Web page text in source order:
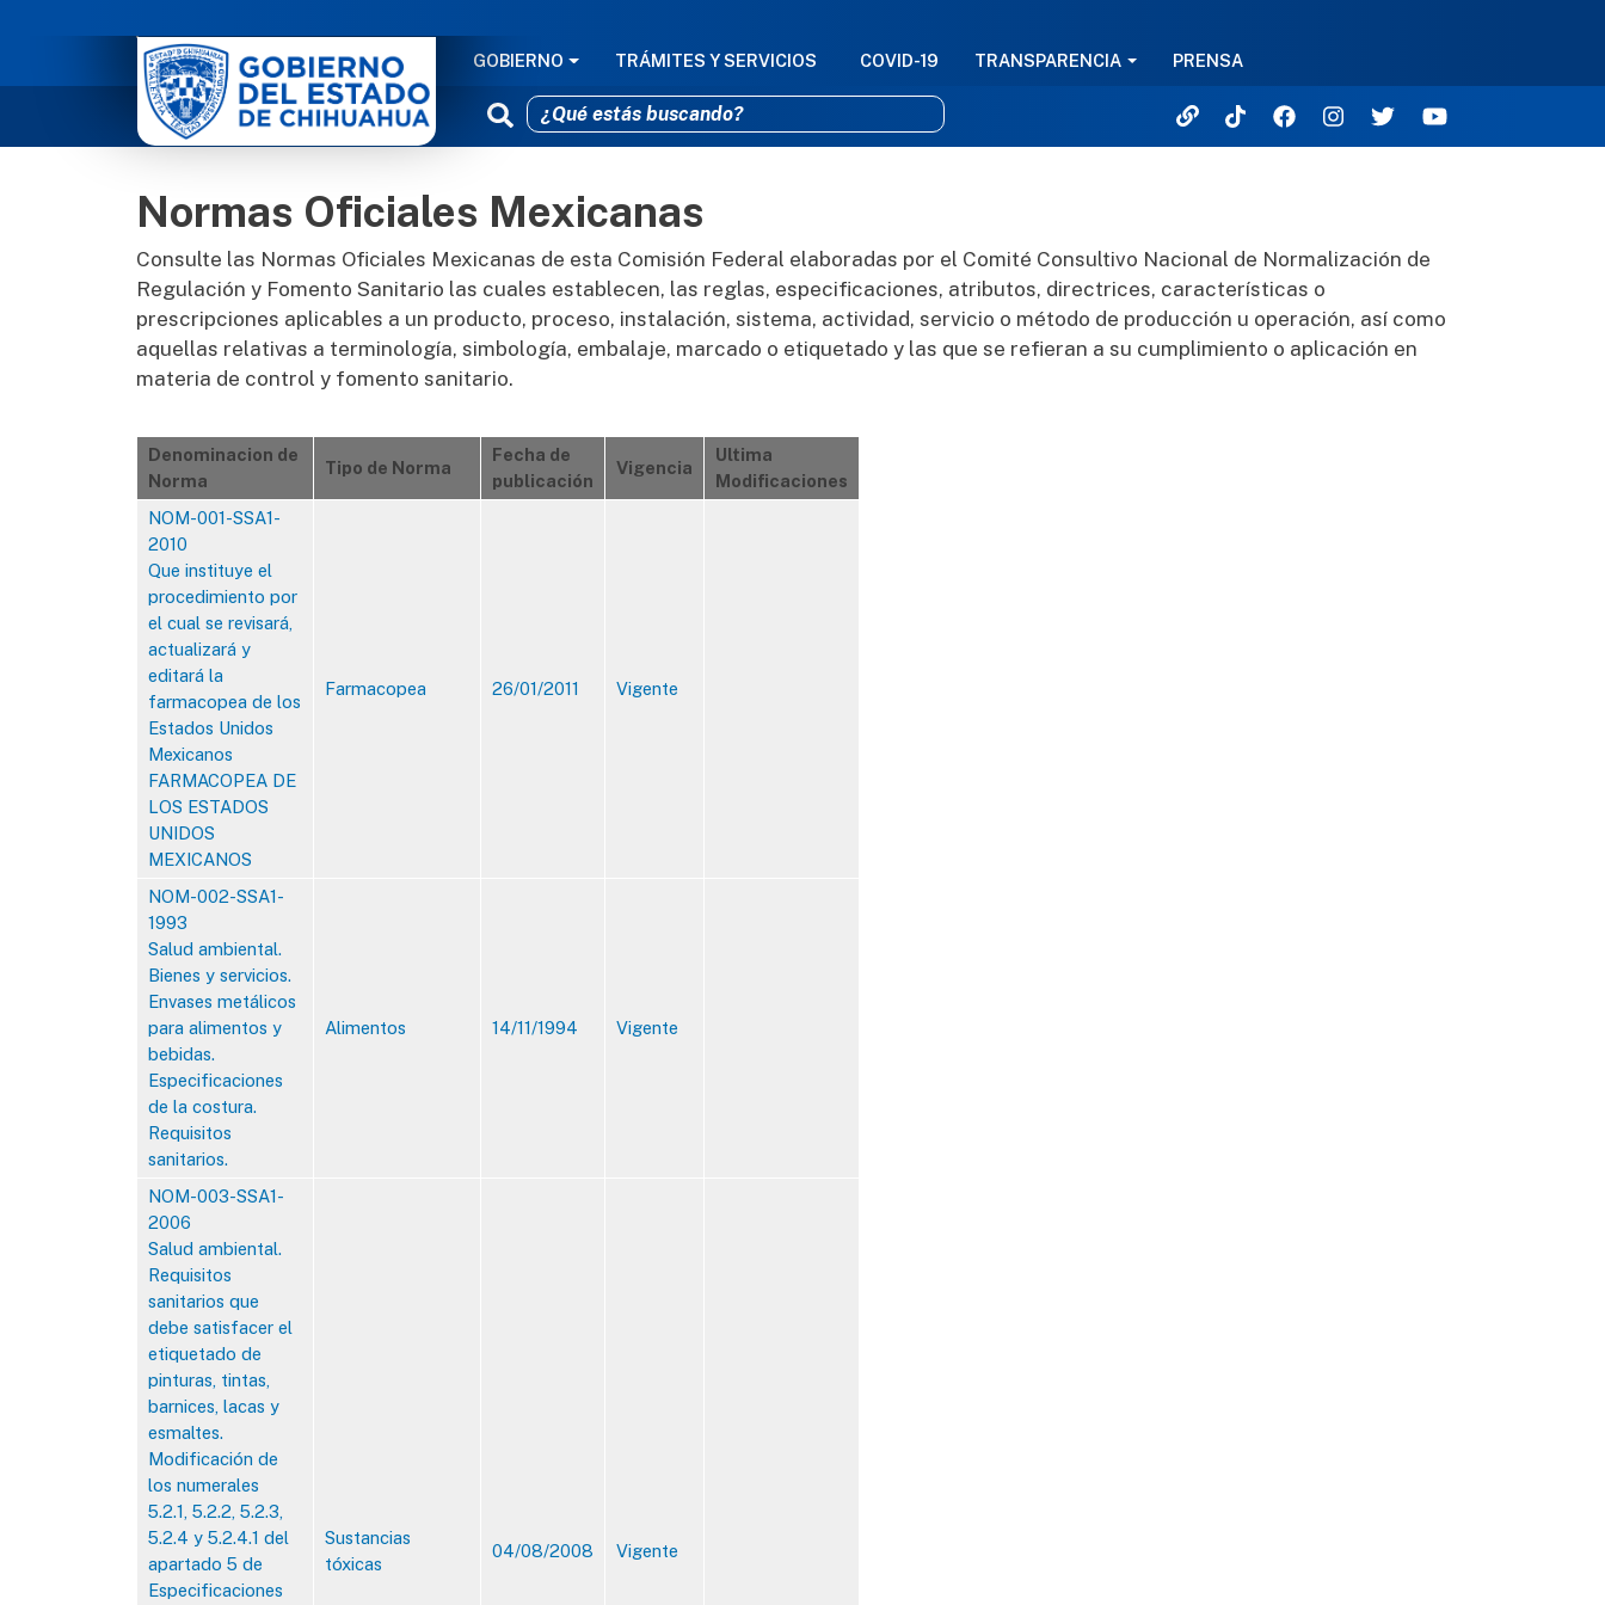
NAVEGACIÓN PRINCIPAL
GOBIERNO TRÁMITES Y SERVICIOS COVID-19 TRANSPARENCIA PRENSA
Normas Oficiales Mexicanas
Consulte las Normas Oficiales Mexicanas de esta Comisión Federal elaboradas por el Comité Consultivo Nacional de Normalización de
Regulación y Fomento Sanitario las cuales establecen, las reglas, especificaciones, atributos, directrices, características o
prescripciones aplicables a un producto, proceso, instalación, sistema, actividad, servicio o método de producción u operación, así como
aquellas relativas a terminología, simbología, embalaje, marcado o etiquetado y las que se refieran a su cumplimiento o aplicación en
materia de control y fomento sanitario.
Denominacion de
Norma
Tipo de Norma
Fecha de
publicación
Vigencia
Ultima
Modificaciones
NOM-001-SSA1-
2010​
Que instituye el
procedimiento por
el cual se revisará,
actualizará y
editará la
farmacopea de los
Estados Unidos
Mexicanos
FARMACOPEA DE
LOS ESTADOS
UNIDOS
MEXICANOS
Farmacopea 26/01/2011 Vigente
NOM-002-SSA1-
1993
Salud ambiental.
Bienes y servicios.
Envases metálicos
para alimentos y
bebidas.
Especificaciones
de la costura.
Requisitos
sanitarios.
Alimentos 14/11/1994 Vigente
NOM-003-SSA1-
2006
Salud ambiental.
Requisitos
sanitarios que
debe satisfacer el
etiquetado de
pinturas, tintas,
barnices, lacas y
esmaltes.
Modificación de
los numerales
5.2.1, 5.2.2, 5.2.3,
5.2.4 y 5.2.4.1 del
apartado 5 de
Especificaciones
Sustancias
tóxicas
04/08/2008 Vigente